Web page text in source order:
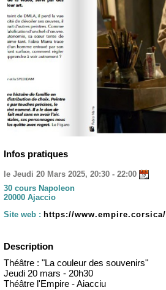
Infos pratiques
le Jeudi 20 Mars 2025, 20:30 - 22:00
30 cours Napoleon
20000 Ajaccio
Site web : https://www.empire.corsica/
Description
Théâtre : "La couleur des souvenirs"
Jeudi 20 mars - 20h30
Théâtre l'Empire - Aiacciu